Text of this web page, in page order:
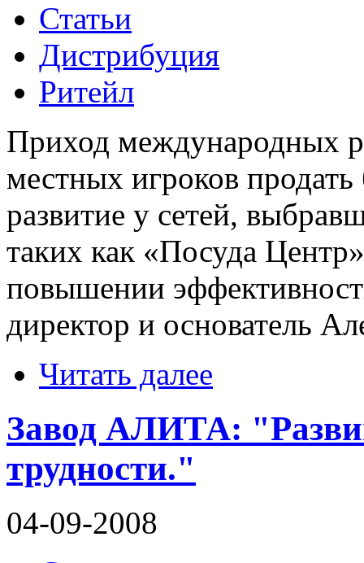
Статьи
Дистрибуция
Ритейл
Приход международных
местных игроков
развитие у сетей,
таких как «Посуда
повышении
директор и основатель
Читать далее
Завод АЛИТА:
трудности."
04-09-2008